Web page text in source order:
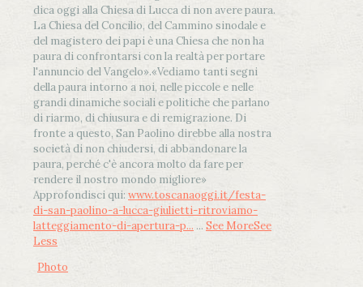
dica oggi alla Chiesa di Lucca di non avere paura.
La Chiesa del Concilio, del Cammino sinodale e
del magistero dei papi è una Chiesa che non ha
paura di confrontarsi con la realtà per portare
l'annuncio del Vangelo».«Vediamo tanti segni
della paura intorno a noi, nelle piccole e nelle
grandi dinamiche sociali e politiche che parlano
di riarmo, di chiusura e di remigrazione. Di
fronte a questo, San Paolino direbbe alla nostra
società di non chiudersi, di abbandonare la
paura, perché c'è ancora molto da fare per
rendere il nostro mondo migliore»
Approfondisci qui: www.toscanaoggi.it/festa-
di-san-paolino-a-lucca-giulietti-ritroviamo-
latteggiamento-di-apertura-p... ... See MoreSee
Less
Photo